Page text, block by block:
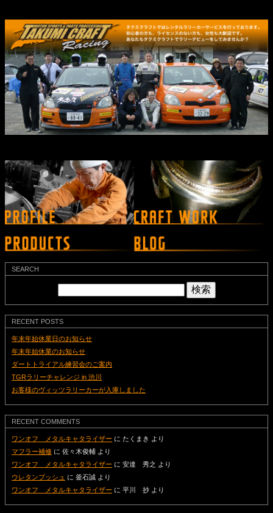
SEARCH
検
索:
RECENT POSTS
年末年始休業日のお知らせ
年末年始休業のお知らせ
ダートトライアル練習会のご案内
TGRラリーチャレンジ in 渋川
お客様のヴィッツラリーカーが入庫しました
RECENT COMMENTS
ワンオフ メタルキャタライザー に たくまき より
マフラー補修 に 佐々木俊輔 より
ワンオフ メタルキャタライザー に 安達 秀之 より
ウレタンブッシュ に 釜石誠 より
ワンオフ メタルキャタライザー に 平川 抄 より